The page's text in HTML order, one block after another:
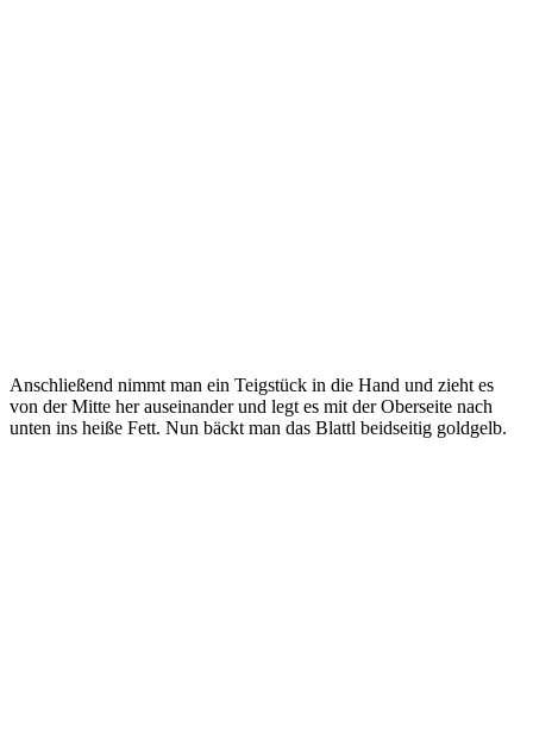
Anschließend nimmt man ein Teigstück in die Hand und zieht es
von der Mitte her auseinander und legt es mit der Oberseite nach
unten ins heiße Fett. Nun bäckt man das Blattl beidseitig goldgelb.